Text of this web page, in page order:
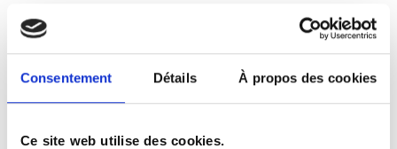
Consentement Détails À propos des cookies
Ce site web utilise des cookies.